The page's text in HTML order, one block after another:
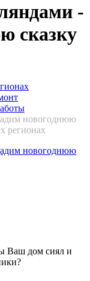
-
сказку
новогоднюю
регионах
Ваш дом сиял и